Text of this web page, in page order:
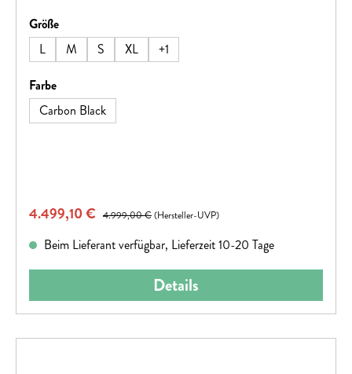
Find yourself, get lost.Hinweis: Fahrradspezifikationen
können ohne vorherige Ankündigung geändert werden.
Größeauswählen
L
M S XL +1
Farbeauswählen
Carbon Black
Verkaufspreis:
4.499,10 € Regulärer Preis:
4.999,00 €(Hersteller-UVP)
Beim Lieferant verfügbar, Lieferzeit 10-20 Tage
Details